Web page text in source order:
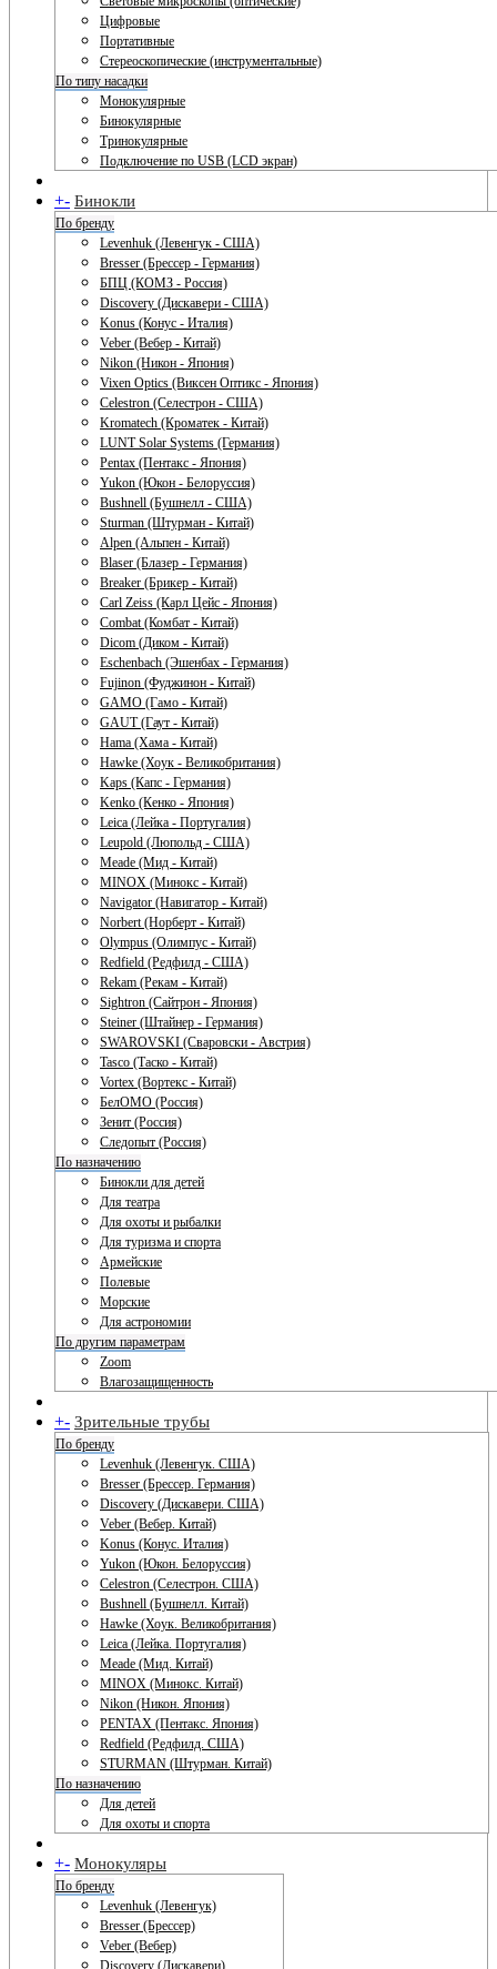
Цифровые
Портативные
Стереоскопические (инструментальные)
По типу насадки
Монокулярные
Бинокулярные
Тринокулярные
Подключение по USB (LCD экран)
+- Бинокли
По бренду
Levenhuk (Левенгук - США)
Bresser (Брессер - Германия)
БПЦ (КОМЗ - Россия)
Discovery (Дискавери - США)
Konus (Конус - Италия)
Veber (Вебер - Китай)
Nikon (Никон - Япония)
Vixen Optics (Виксен Оптикс - Япония)
Celestron (Селестрон - США)
Kromatech (Кроматек - Китай)
LUNT Solar Systems (Германия)
Pentax (Пентакс - Япония)
Yukon (Юкон - Белоруссия)
Bushnell (Бушнелл - США)
Sturman (Штурман - Китай)
Alpen (Альпен - Китай)
Blaser (Блазер - Германия)
Breaker (Брикер - Китай)
Carl Zeiss (Карл Цейс - Япония)
Combat (Комбат - Китай)
Dicom (Диком - Китай)
Eschenbach (Эшенбах - Германия)
Fujinon (Фуджинон - Китай)
GAMO (Гамо - Китай)
GAUT (Гаут - Китай)
Hama (Хама - Китай)
Hawke (Хоук - Великобритания)
Kaps (Капс - Германия)
Kenko (Кенко - Япония)
Leica (Лейка - Португалия)
Leupold (Люпольд - США)
Meade (Мид - Китай)
MINOX (Минокс - Китай)
Navigator (Навигатор - Китай)
Norbert (Норберт - Китай)
Olympus (Олимпус - Китай)
Redfield (Редфилд - США)
Rekam (Рекам - Китай)
Sightron (Сайтрон - Япония)
Steiner (Штайнер - Германия)
SWAROVSKI (Сваровски - Австрия)
Tasco (Таско - Китай)
Vortex (Вортекс - Китай)
БелОМО (Россия)
Зенит (Россия)
Следопыт (Россия)
По назначению
Бинокли для детей
Для театра
Для охоты и рыбалки
Для туризма и спорта
Армейские
Полевые
Морские
Для астрономии
По другим параметрам
Zoom
Влагозащищенность
+- Зрительные трубы
По бренду
Levenhuk (Левенгук. США)
Bresser (Брессер. Германия)
Discovery (Дискавери. США)
Veber (Вебер. Китай)
Konus (Конус. Италия)
Yukon (Юкон. Белоруссия)
Celestron (Селестрон. США)
Bushnell (Бушнелл. Китай)
Hawke (Хоук. Великобритания)
Leica (Лейка. Португалия)
Meade (Мид. Китай)
MINOX (Минокс. Китай)
Nikon (Никон. Япония)
PENTAX (Пентакс. Япония)
Redfield (Редфилд. США)
STURMAN (Штурман. Китай)
По назначению
Для детей
Для охоты и спорта
+- Монокуляры
По бренду
Levenhuk (Левенгук)
Bresser (Брессер)
Veber (Вебер)
Discovery (Дискавери)